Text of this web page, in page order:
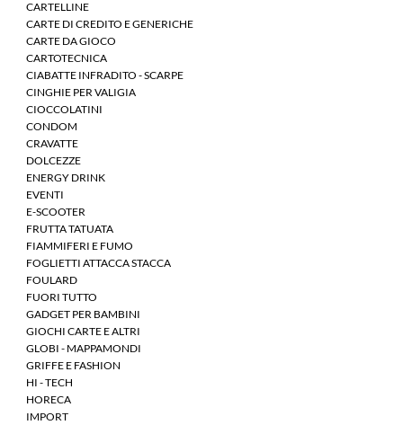
CARTELLINE
CARTE DI CREDITO E GENERICHE
CARTE DA GIOCO
CARTOTECNICA
CIABATTE INFRADITO - SCARPE
CINGHIE PER VALIGIA
CIOCCOLATINI
CONDOM
CRAVATTE
DOLCEZZE
ENERGY DRINK
EVENTI
E-SCOOTER
FRUTTA TATUATA
FIAMMIFERI E FUMO
FOGLIETTI ATTACCA STACCA
FOULARD
FUORI TUTTO
GADGET PER BAMBINI
GIOCHI CARTE E ALTRI
GLOBI - MAPPAMONDI
GRIFFE E FASHION
HI - TECH
HORECA
IMPORT